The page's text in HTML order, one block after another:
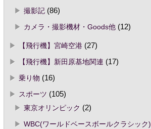
撮影記(86)
カメラ・撮影機材・Goods他(12)
【飛行機】宮崎空港(27)
【飛行機】新田原基地関連 (17)
乗り物 (16)
スポーツ (105)
東京オリンピック (2)
WBC(ワールドベースボールクラシック)